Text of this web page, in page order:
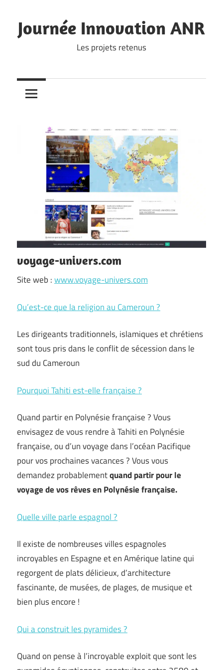
to
content
Journée Innovation ANR
Les projets retenus
voyage-univers.com
Site web :www.voyage-univers.com
Qu’est-ce que la religion au Cameroun ?
Les dirigeants traditionnels, islamiques et chrétiens
sont tous pris dans le conflit de sécession dans le
sud du Cameroun
Pourquoi Tahiti est-elle française ?
Quand partir en Polynésie française ? Vous
envisagez de vous rendre à Tahiti en Polynésie
française, ou d’un voyage dans l’océan Pacifique
pour vos prochaines vacances ? Vous vous
demandez probablementquand partir pour le
voyage de vos rêves en Polynésie française.
Quelle ville parle espagnol ?
Il existe de nombreuses villes espagnoles
incroyables en Espagne et en Amérique latine qui
regorgent de plats délicieux, d’architecture
fascinante, de musées, de plages, de musique et
bien plus encore !
Qui a construit les pyramides ?
Quand on pense à l’incroyable exploit que sont les